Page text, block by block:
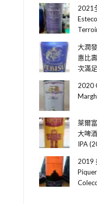
2021
大潤
惠比
次滿足
2020
萊爾
大啤
IPA
2019